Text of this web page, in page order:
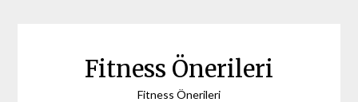
Fitness Önerileri
Fitness Önerileri